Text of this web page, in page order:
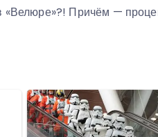
Причём —